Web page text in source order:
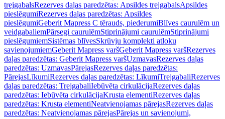
trejgabalsRezerves daļas paredzētas: Apsildes trejgabalsApsildes
pieslēgumiRezerves daļas paredzētas: Apsildes
pieslēgumiGeberit Mapress C tērauds, piederumiBlīves caurulēm un
veidgabaliemPārsegi caurulēmStiprinājumi caurulēmStiprinājumi
pieslēgumiemSistēmas blīvesSkrūvju komplekti atloku
savienojumiemGeberit Mapress varšGeberit Mapress varšRezerves
daļas paredzētas: Geberit Mapress varšUzmavasRezerves daļas
paredzētas: UzmavasPārejasRezerves daļas paredzētas:
PārejasLīkumiRezerves daļas paredzētas: LīkumiTrejgabaliRezerves
daļas paredzētas: TrejgabaliIebūvēta cirkulācijaRezerves daļas
paredzētas: Iebūvēta cirkulācijaKrusta elementiRezerves daļas
paredzētas: Krusta elementiNeatvienojamas pārejasRezerves daļas
paredzētas: Neatvienojamas pārejasPārejas un savienojumi,